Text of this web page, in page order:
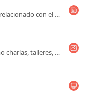
En esta colección podrás encontrar todo lo relacionado con el módulo de recetas
Aprende cómo puedes ofrecer eventos como charlas, talleres, etc. y vender contenido digital!